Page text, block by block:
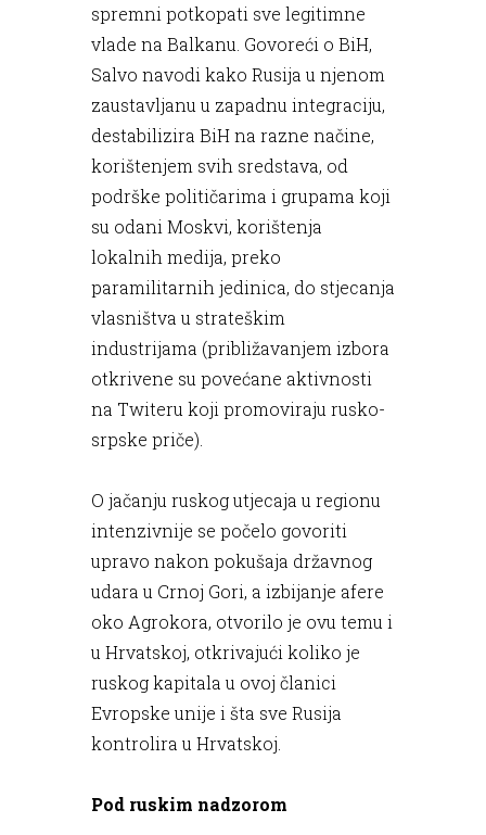
spremni potkopati sve legitimne
vlade na Balkanu. Govoreći o BiH,
Salvo navodi kako Rusija u njenom
zaustavljanu u zapadnu integraciju,
destabilizira BiH na razne načine,
korištenjem svih sredstava, od
podrške političarima i grupama koji
su odani Moskvi, korištenja
lokalnih medija, preko
paramilitarnih jedinica, do stjecanja
vlasništva u strateškim
industrijama (približavanjem izbora
otkrivene su povećane aktivnosti
na Twiteru koji promoviraju rusko-
srpske priče).
O jačanju ruskog utjecaja u regionu
intenzivnije se počelo govoriti
upravo nakon pokušaja državnog
udara u Crnoj Gori, a izbijanje afere
oko Agrokora, otvorilo je ovu temu i
u Hrvatskoj, otkrivajući koliko je
ruskog kapitala u ovoj članici
Evropske unije i šta sve Rusija
kontrolira u Hrvatskoj.
Pod ruskim nadzorom